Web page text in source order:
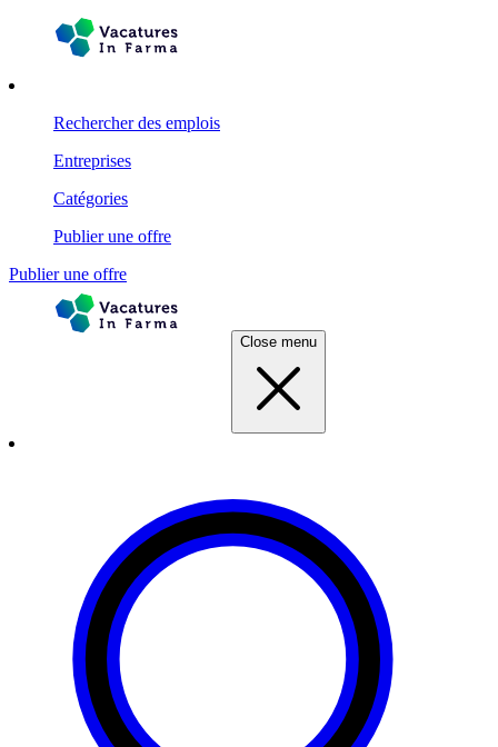
Rechercher des emplois
Entreprises
Catégories
Publier une offre
Publier une offre
Close menu